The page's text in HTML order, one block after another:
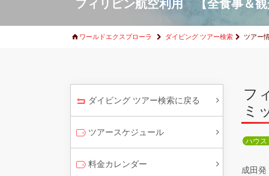
フィリピン航空利用 【全食事＆観
ワールドエクスプローラ ダイビング ツアー検索 ツアー
ダイビング ツアー検索に戻る
ツアースケジュール
料金カレンダー
フ
ミ
ハウス
成田